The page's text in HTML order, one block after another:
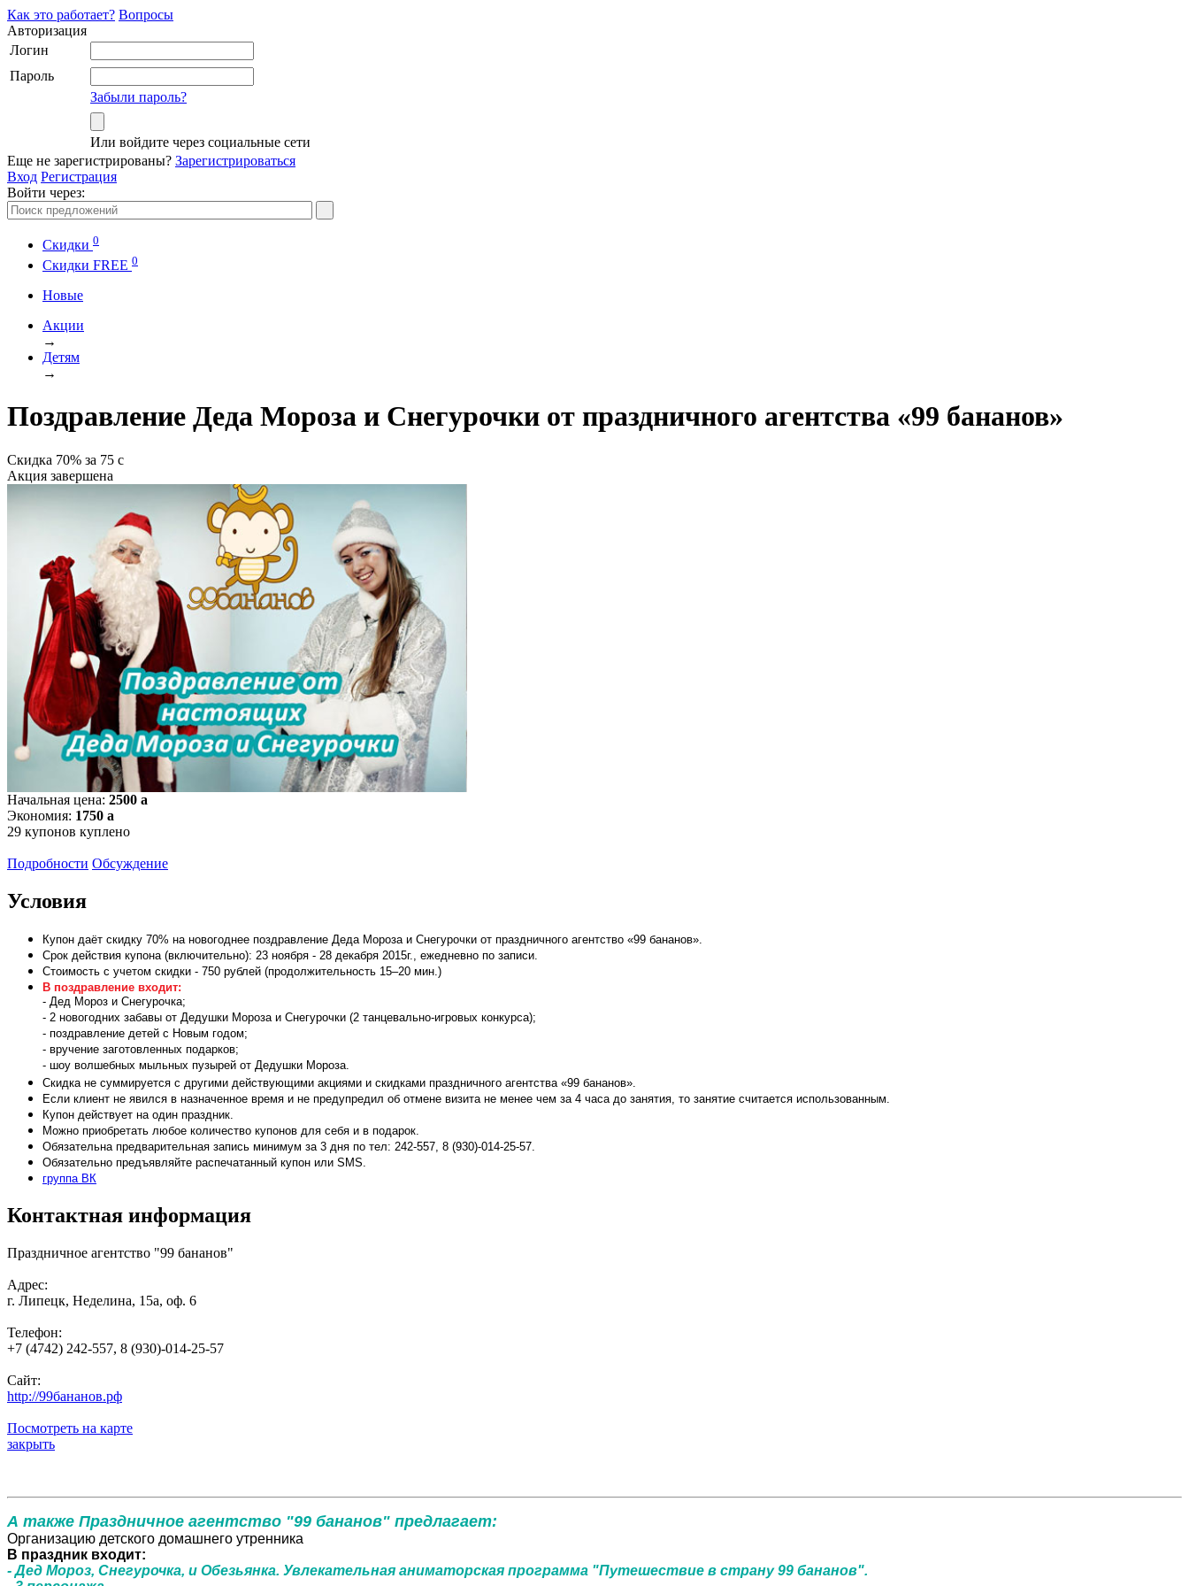
Как это работает? Вопросы
Авторизация
Логин
Пароль
Забыли пароль?
Или войдите через социальные сети
Еще не зарегистрированы? Зарегистрироваться
Вход Регистрация
Войти через:
Скидки 0
Cкидки FREE 0
Новые
Акции
→
Детям
→
Поздравление Деда Мороза и Снегурочки от праздничного агентства «99 бананов»
Скидка 70% за 75 c
Акция завершена
Начальная цена: 2500 a
Экономия: 1750 a
29 купонов куплено
Подробности Обсуждение
Условия
Купон даёт скидку 70% на новогоднее поздравление Деда Мороза и Снегурочки от праздничного агентство «99 бананов».
Срок действия купона (включительно): 23 ноября - 28 декабря 2015г., ежедневно по записи.
Стоимость с учетом скидки - 750 рублей (продолжительность 15–20 мин.)
В поздравление входит:
- Дед Мороз и Снегурочка;
- 2 новогодних забавы от Дедушки Мороза и Снегурочки (2 танцевально-игровых конкурса);
- поздравление детей с Новым годом;
- вручение заготовленных подарков;
- шоу волшебных мыльных пузырей от Дедушки Мороза.
Скидка не суммируется с другими действующими акциями и скидками праздничного агентства «99 бананов».
Если клиент не явился в назначенное время и не предупредил об отмене визита не менее чем за 4 часа до занятия, то занятие считается использованным.
Купон действует на один праздник.
Можно приобретать любое количество купонов для себя и в подарок.
Обязательна предварительная запись минимум за 3 дня по тел: 242-557, 8 (930)-014-25-57.
Обязательно предъявляйте распечатанный купон или SMS.
группа ВК
Контактная информация
Праздничное агентство "99 бананов"
Адрес:
г. Липецк, Неделина, 15а, оф. 6
Телефон:
+7 (4742) 242-557, 8 (930)-014-25-57
Сайт:
http://99бананов.рф
Посмотреть на карте
закрыть
А также Праздничное агентство "99 бананов" предлагает:
Организацию детского домашнего утренника
В праздник входит:
- Дед Мороз, Снегурочка, и Обезьянка. Увлекательная аниматорская программа "Путешествие в страну 99 бананов".